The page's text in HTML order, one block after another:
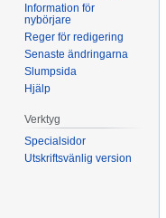
Information för
nybörjare
Reger för redigering
Senaste ändringarna
Slumpsida
Hjälp
Verktyg
Specialsidor
Utskriftsvänlig version